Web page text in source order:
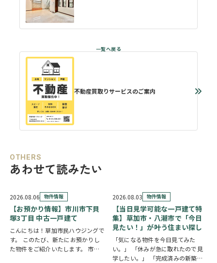
不動産買取りサービスのご案内
OTHERS
あわせて読みたい
2026.08.06 物件情報
【お預かり情報】市川市下貝
塚3丁目 中古一戸建て
こんにちは！草加市民ハウジングで
す。 このたび、新たにお預かりし
た物件をご紹介いたします。 市川
2026.08.03 物件情報
【当日見学可能な一戸建て特
集】草加市・八潮市で「今日
見たい！」が叶う住まい探し
「気になる物件を今日見てみた
い。」 「休みが急に取れたので見
学したい。」 「完成済みの新築を